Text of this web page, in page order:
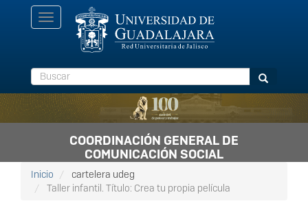
Toggle
navigation
Buscar Buscar
COORDINACIÓN GENERAL DE
COMUNICACIÓN SOCIAL
Inicio
cartelera udeg
Taller infantil. Título: Crea tu propia película